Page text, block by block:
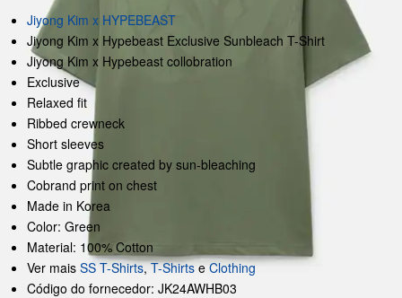
Jiyong Kim x HYPEBEAST
Jiyong Kim x Hypebeast Exclusive Sunbleach T-Shirt
Jiyong Kim x Hypebeast collobration
Exclusive
Relaxed fit
Ribbed crewneck
Short sleeves
Subtle graphic created by sun-bleaching
Cobrand print on chest
Made in Korea
Color: Green
Material: 100% Cotton
Ver mais SS T-Shirts,T-ShirtseClothing
Código do fornecedor: JK24AWHB03